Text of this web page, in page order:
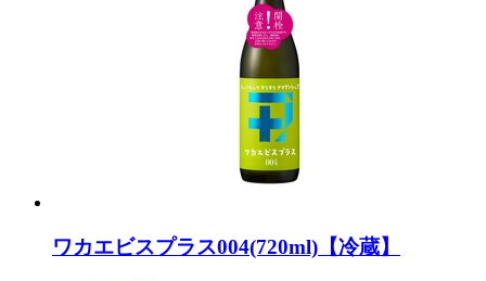
ワカエビスプラス004(720ml)【冷蔵】